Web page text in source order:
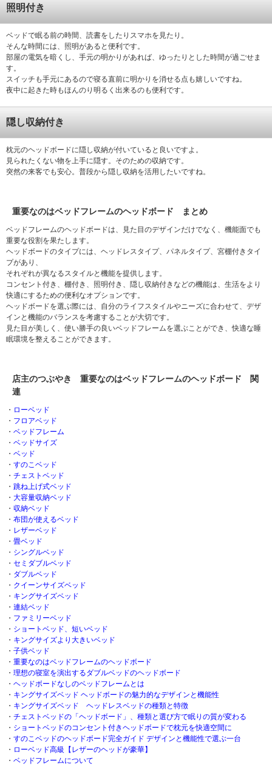
照明付き
ベッドで眠る前の時間、読書をしたりスマホを見たり。
そんな時間には、照明があると便利です。
部屋の電気を暗くし、手元の明かりがあれば、ゆったりとした時間が過ごせま
す。
スイッチも手元にあるので寝る直前に明かりを消せる点も嬉しいですね。
夜中に起きた時もほんのり明るく出来るのも便利です。
隠し収納付き
枕元のヘッドボードに隠し収納が付いていると良いですよ。
見られたくない物を上手に隠す。そのための収納です。
突然の来客でも安心。普段から隠し収納を活用したいですね。
重要なのはベッドフレームのヘッドボード まとめ
ベッドフレームのヘッドボードは、見た目のデザインだけでなく、機能面でも
重要な役割を果たします。
ヘッドボードのタイプには、ヘッドレスタイプ、パネルタイプ、宮棚付きタイ
プがあり、
それぞれが異なるスタイルと機能を提供します。
コンセント付き、棚付き、照明付き、隠し収納付きなどの機能は、生活をより
快適にするための便利なオプションです。
ヘッドボードを選ぶ際には、自分のライフスタイルやニーズに合わせて、デザ
インと機能のバランスを考慮することが大切です。
見た目が美しく、使い勝手の良いベッドフレームを選ぶことができ、快適な睡
眠環境を整えることができます。
店主のつぶやき 重要なのはベッドフレームのヘッドボード 関
連
・ ローベッド
・ フロアベッド
・ ベッドフレーム
・ ベッドサイズ
・ ベッド
・ すのこベッド
・ チェストベッド
・ 跳ね上げ式ベッド
・ 大容量収納ベッド
・ 収納ベッド
・ 布団が使えるベッド
・ レザーベッド
・ 畳ベッド
・ シングルベッド
・ セミダブルベッド
・ ダブルベッド
・ クイーンサイズベッド
・ キングサイズベッド
・ 連結ベッド
・ ファミリーベッド
・ ショートベッド、短いベッド
・ キングサイズより大きいベッド
・ 子供ベッド
・ 重要なのはベッドフレームのヘッドボード
・ 理想の寝室を演出するダブルベッドのヘッドボード
・ ヘッドボードなしのベッドフレームとは
・ キングサイズベッド ヘッドボードの魅力的なデザインと機能性
・ キングサイズベッド ヘッドレスベッドの種類と特徴
・ チェストベッドの「ヘッドボード」、種類と選び方で眠りの質が変わる
・ ショートベッドのコンセント付きヘッドボードで枕元を快適空間に
・ すのこベッドのヘッドボード完全ガイド デザインと機能性で選ぶ一台
・ ローベッド高級【レザーのヘッドが豪華】
・ ベッドフレームについて